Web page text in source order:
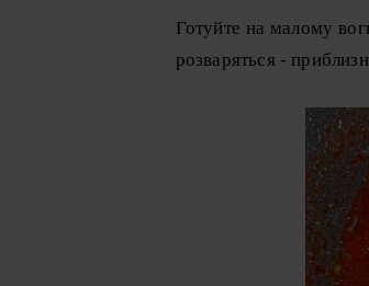
Готуйте на малому
розваряться -